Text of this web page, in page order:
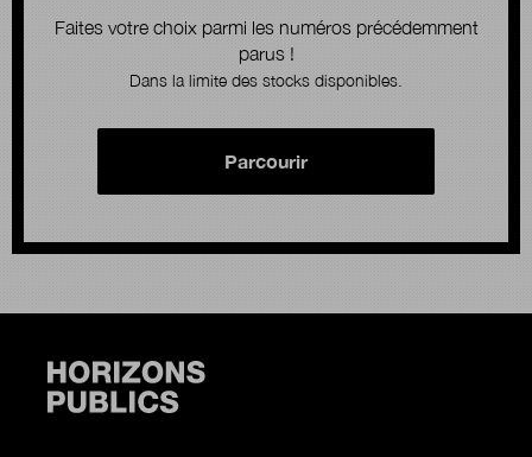
Faites votre choix parmi les numéros précédemment
parus !
Dans la limite des stocks disponibles.
Parcourir